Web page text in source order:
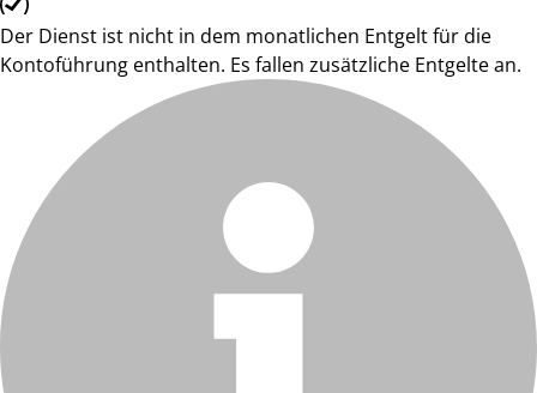
Der Dienst ist nicht in dem monatlichen Entgelt für die
Kontoführung enthalten. Es fallen zusätzliche Entgelte an.